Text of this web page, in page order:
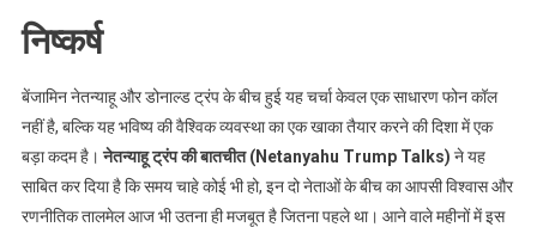
निष्कर्ष
बेंजामिन नेतन्याहू और डोनाल्ड ट्रंप के बीच हुई यह चर्चा केवल एक साधारण फोन कॉल
नहीं है, बल्कि यह भविष्य की वैश्विक व्यवस्था का एक खाका तैयार करने की दिशा में एक
बड़ा कदम है।नेतन्याहू ट्रंप की बातचीत (Netanyahu Trump Talks) ने यह
साबित कर दिया है कि समय चाहे कोई भी हो, इन दो नेताओं के बीच का आपसी विश्वास और
रणनीतिक तालमेल आज भी उतना ही मजबूत है जितना पहले था। आने वाले महीनों में इस